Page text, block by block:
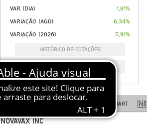
VAR (DIA) 1,81%
VARIAÇÃO (AGO) 6,34%
VARIAÇÃO (2026) 5,91%
HISTÓRICO DE COTAÇÕES
LINE CHART CANDLESTICK CHART
NOVAVAX INC